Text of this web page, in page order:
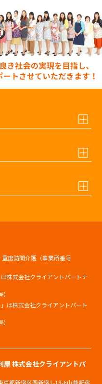
度訪問介護（事業所番号
株式会社クライアントパートナ
は株式会社クライアントパート
屋 株式会社クライアントパ